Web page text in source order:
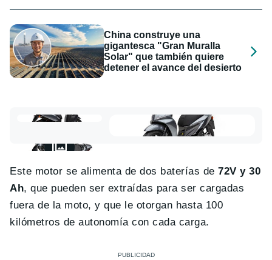
China construye una
gigantesca "Gran Muralla
Solar" que también quiere
detener el avance del desierto
Este motor se alimenta de dos baterías de72V y 30
Ah, que pueden ser extraídas para ser cargadas
fuera de la moto, y que le otorgan hasta 100
kilómetros de autonomía con cada carga.